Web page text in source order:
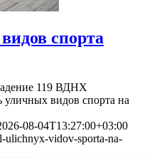
спорта
119 ВДНХ
уличных видов спорта на
08-04T13:27:00+03:00
ulichnyx-vidov-sporta-na-